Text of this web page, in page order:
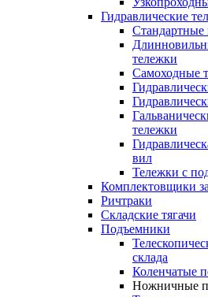
Гидравлические
Стандартные
тележки
Самоходные
тележки
вил
Тележки с
Комплектовщики
Ричтраки
Складские тягачи
Подъемники
склада
Коленчатые
Ножничные